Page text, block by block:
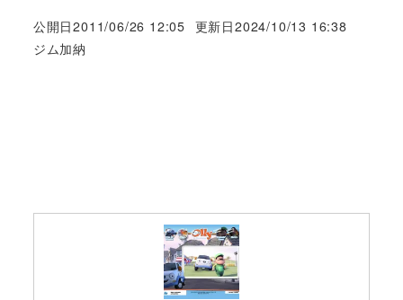
公開日2011/06/26 12:05 更新日2024/10/13 16:38
著
ジム加納